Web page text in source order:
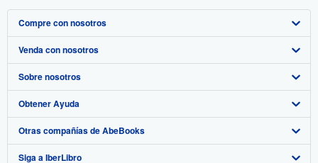
Compre con nosotros
Búsqueda avanzada
Colecciones
Mi cuenta
Mis pedidos
Ver carrito
Venda con nosotros
Comenzar a vender
Únase a nuestro programa de afiliados
Recomiende un vendedor
Sobre nosotros
Sobre IberLibro
Medios
Empleo
Obtener Ayuda
Preguntas frecuentes y guías
Atención al Cliente
Otras compañías de AbeBooks
AbeBooks.com
Siga a IberLibro